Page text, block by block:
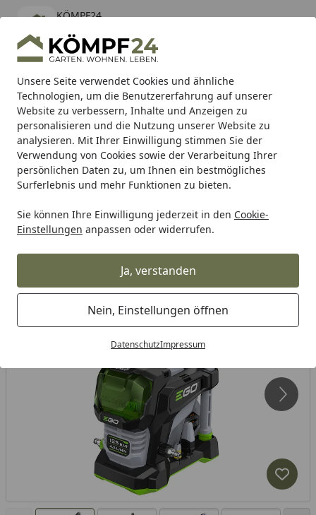
Unsere Seite verwendet Cookies und ähnliche
Technologien, um die Benutzererfahrung auf unserer
Website zu verbessern, Inhalte und Anzeigen zu
personalisieren und die Nutzung unserer Website zu
analysieren. Mit Ihrer Einwilligung stimmen Sie der
Verwendung von Cookies sowie der Verarbeitung Ihrer
persönlichen Daten zu, um Ihnen ein bestmögliches
Surferlebnis und mehr Funktionen zu bieten.
Sie können Ihre Einwilligung jederzeit in den Cookie-
Einstellungen anpassen oder widerrufen.
Ja, verstanden
Nein, Einstellungen öffnen
DatenschutzImpressum
KÖMPF24
kostenlos - Im App Store
Hotline
Alle Produkte
Mein Konto
Suchen
Karibu Pools inkl. gratis Sandfilteranlage & Pool-
Starterset (Gesamtwert bis 468,99€)
Startseite
Alles für den Garten Gartengeräte & Gartenmaschinen
EGO Power Akku Hochdruckreiniger